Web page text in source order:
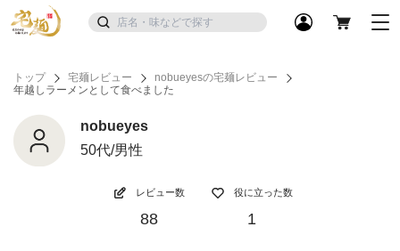
トップ 宅麺レビュー
nobueyesの宅麺レビュー
年越しラーメンとして食べました
nobueyes
50代/男性
レビュー数
88
役に立った数
1